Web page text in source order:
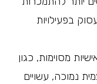
בפעילויות
מסוימות, כגון
נמוכה, עשויים